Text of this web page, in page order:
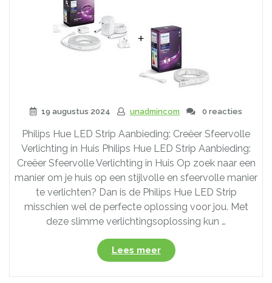
19 augustus 2024 unadmincom 0 reacties
Philips Hue LED Strip Aanbieding: Creëer Sfeervolle
Verlichting in Huis Philips Hue LED Strip Aanbieding:
Creëer Sfeervolle Verlichting in Huis Op zoek naar een
manier om je huis op een stijlvolle en sfeervolle manier
te verlichten? Dan is de Philips Hue LED Strip
misschien wel de perfecte oplossing voor jou. Met
deze slimme verlichtingsoplossing kun …
Lees meer“Speciale
Aanbieding:
Philips